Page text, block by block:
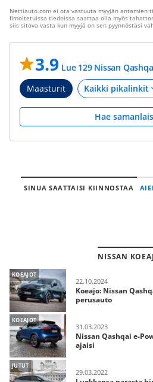
Nettiauto.com ei ota vastuuta myyjän antamien
Ilmoitetuissa tiedoissa saattaa olla myös
siis sitova vasta kun myyjä on sen pyynnöstäsi
3.9 Lue 129 Nissan
Maasturit
Hae
SINUA SAATTAISI KIINNOSTAA
NISSAN
KOEAJOT
22.10.2024
Koeajo: Nissan
perusauto
KOEAJOT
31.03.2023
Nissan Qashqai e-
ajaisi
JUTUT
29.03.2022